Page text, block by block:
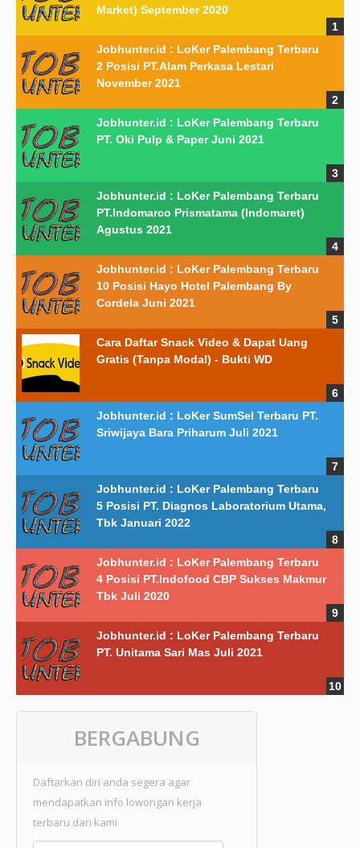
Market) September 2020
Jobhunter.id : LoKer Palembang Terbaru
2 Posisi PT.Alam Perkasa Lestari
November 2021
Jobhunter.id : LoKer Palembang Terbaru
PT. Oki Pulp & Paper Juni 2021
Jobhunter.id : LoKer Palembang Terbaru
PT.Indomarco Prismatama (Indomaret)
Agustus 2021
Jobhunter.id : LoKer Palembang Terbaru
10 Posisi Hayo Hotel Palembang By
Cordela Juni 2021
Cara Daftar Snack Video & Dapat Uang
Gratis (Tanpa Modal) - Bukti WD
Jobhunter.id : LoKer SumSel Terbaru PT.
Sriwijaya Bara Priharum Juli 2021
Jobhunter.id : LoKer Palembang Terbaru
5 Posisi PT. Diagnos Laboratorium Utama,
Tbk Januari 2022
Jobhunter.id : LoKer Palembang Terbaru
4 Posisi PT.Indofood CBP Sukses Makmur
Tbk Juli 2020
Jobhunter.id : LoKer Palembang Terbaru
PT. Unitama Sari Mas Juli 2021
BERGABUNG
Daftarkan diri anda segera agar
mendapatkan info lowongan kerja
terbaru dari kami